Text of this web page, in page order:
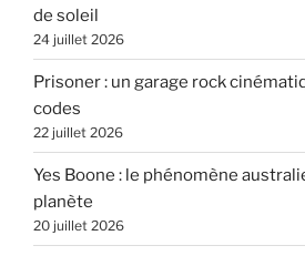
de soleil
24 juillet 2026
Prisoner : un garage rock
codes
22 juillet 2026
Yes Boone : le phénomène
planète
20 juillet 2026